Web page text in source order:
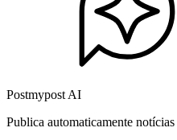
Postmypost AI
Publica automaticamente